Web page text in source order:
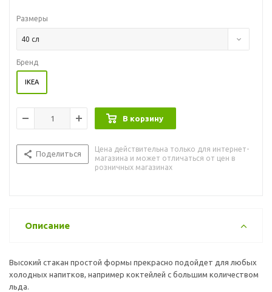
Размеры
40 сл
Бренд
IKEA
В корзину
Поделиться
Цена действительна только для интернет-
магазина и может отличаться от цен в
розничных магазинах
Описание
Высокий стакан простой формы прекрасно подойдет для любых
холодных напитков, например коктейлей с большим количеством
льда.